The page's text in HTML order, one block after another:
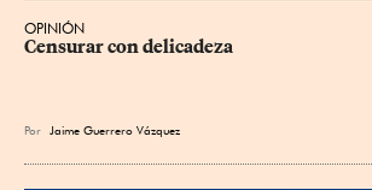
OPINIÓN
Censurar con delicadeza
Por Jaime Guerrero Vázquez